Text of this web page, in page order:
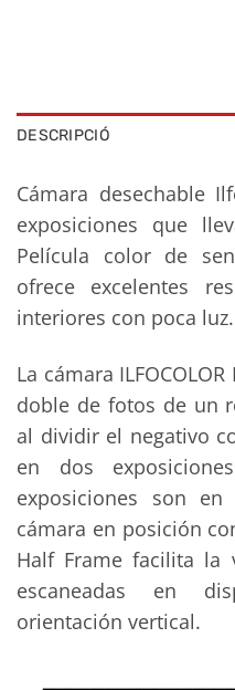
DESCRIPCIÓ
Cámara desechable
exposiciones que
Película color de
ofrece excelentes
interiores con poca luz.
La cámara
doble de fotos de un
al dividir el negativo
en dos
exposiciones son
cámara en posición
Half Frame facilita la
escaneadas en
orientación vertical.